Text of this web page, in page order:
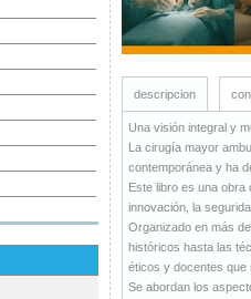
descripcion
Una visión integral y
La cirugía mayor
contemporánea y ha
Este libro es una obra
innovación, la
Organizado en más
históricos hasta las
éticos y docentes que
Se abordan los